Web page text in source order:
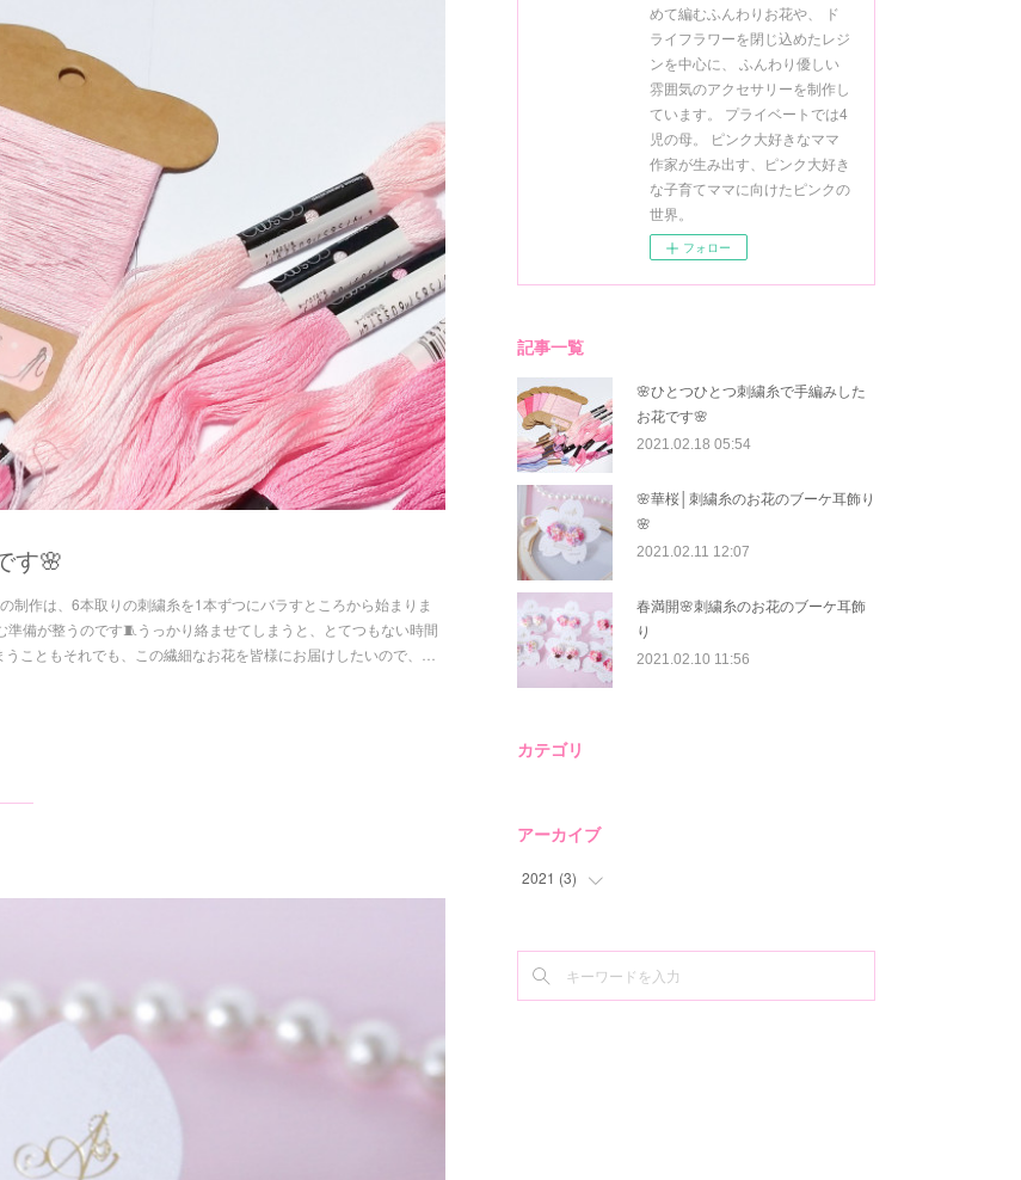
す🌸
作は、6本取りの刺繍糸を1本ずつにバラすところから始まりま
備が整うのです🧵うっかり絡ませてしまうと、とてつもない時間
こともそれでも、この繊細なお花を皆様にお届けしたいので、…
めて編むふんわりお花や、 ド
ライフラワーを閉じ込めたレジ
ンを中心に、 ふんわり優しい
雰囲気のアクセサリーを制作し
ています。 プライベートでは4
児の母。 ピンク大好きなママ
作家が生み出す、ピンク大好き
な子育てママに向けたピンクの
世界。
フォロー
記事一覧
🌸ひとつひとつ刺繍糸で手編みした
お花です🌸
2021.02.18 05:54
🌸華桜│刺繍糸のお花のブーケ耳飾り
🌸
2021.02.11 12:07
春満開🌸刺繍糸のお花のブーケ耳飾
り
2021.02.10 11:56
カテゴリ
アーカイブ
2021 (3)